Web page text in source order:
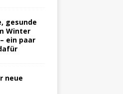
gesunde
Winter
ein paar
neue